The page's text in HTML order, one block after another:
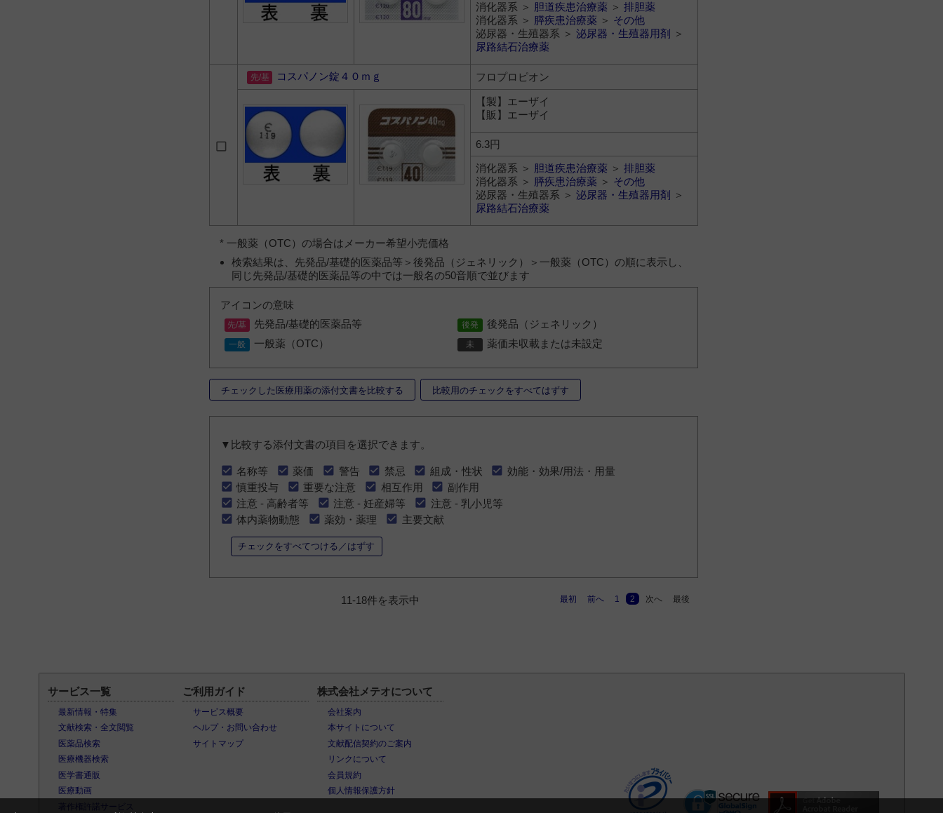
消化器系 ＞ 胆道疾患治療薬 ＞ 排胆薬
消化器系 ＞ 膵疾患治療薬 ＞ その他
泌尿器・生殖器系 ＞ 泌尿器・生殖器用剤
＞
尿路結石治療薬
コスパノン錠４０ｍｇ フロプロピオン
【製】エーザイ
【販】エーザイ
6.3円
消化器系 ＞ 胆道疾患治療薬 ＞ 排胆薬
消化器系 ＞ 膵疾患治療薬 ＞ その他
泌尿器・生殖器系 ＞ 泌尿器・生殖器用剤
＞
尿路結石治療薬
* 一般薬（OTC）の場合はメーカー希望小売価格
検索結果は、先発品/基礎的医薬品等＞後発品（ジェネリック）＞一般薬（OTC）の順に表示し、
同じ先発品/基礎的医薬品等の中では一般名の50音順で並びます
アイコンの意味
先発品/基礎的医薬品等
後発品（ジェネリック）
一般薬（OTC）
薬価未収載または未設定
チェックした医療用薬の添付文書を比較する 比較用のチェックをすべてはずす
▼比較する添付文書の項目を選択できます。
名称等 薬価 警告 禁忌 組成・性状
効能・効果/用法・用量
慎重投与
重要な注意 相互作用
副作用
注意 - 高齢者等
注意 - 妊産婦等
注意 - 乳小児等
体内薬物動態
薬効・薬理 主要文献
チェックをすべてつける／はずす
11-18件を表示中 最初 前へ 1 2 次へ 最後
サービス一覧
最新情報・特集
文献検索・全文閲覧
医薬品検索
医療機器検索
医学書通販
医療動画
著作権許諾サービス
ご利用ガイド
サービス概要
ヘルプ・お問い合わせ
サイトマップ
株式会社メテオについて
会社案内
本サイトについて
文献配信契約のご案内
リンクについて
会員規約
個人情報保護方針